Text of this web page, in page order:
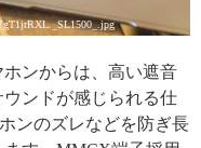
ンからは、高い遮音
ンドが感じられる仕
ンのズレなどを防ぎ長